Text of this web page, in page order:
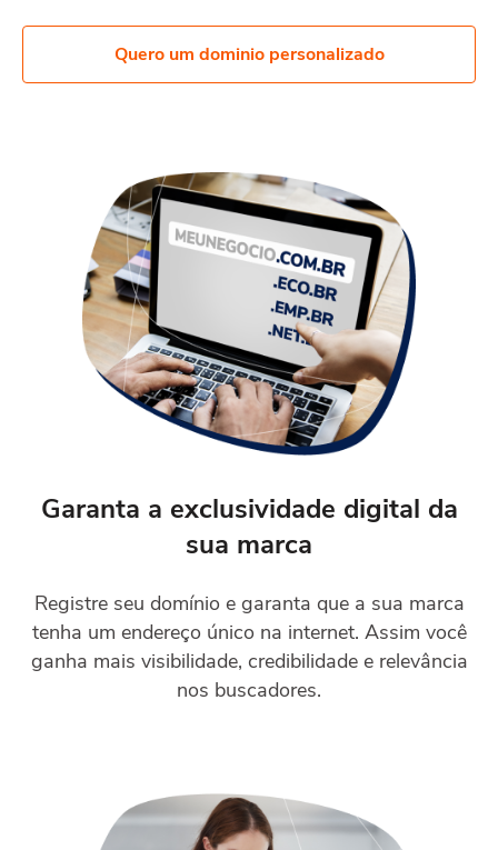
Quero um dominio personalizado
Garanta a exclusividade digital da
sua marca
Registre seu domínio e garanta que a sua marca
tenha um endereço único na internet. Assim você
ganha mais visibilidade, credibilidade e relevância
nos buscadores.